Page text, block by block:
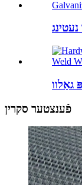
פֿענצטער סקרין